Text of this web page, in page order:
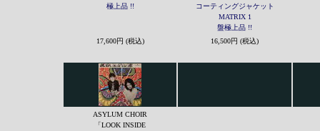
極上品 !!
コーティングジャケット
MATRIX 1
盤極上品 !!
17,600円 (税込) 16,500円 (税込)
ASYLUM CHOIR
「LOOK INSIDE